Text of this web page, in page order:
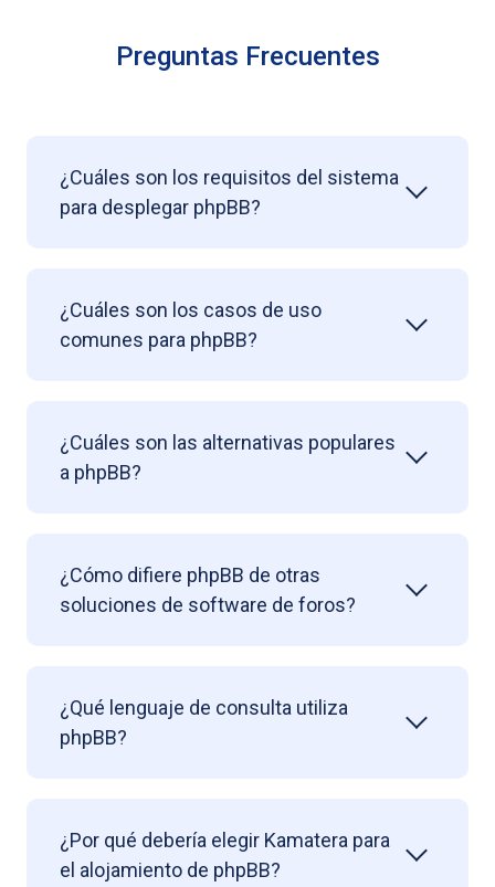
Preguntas Frecuentes
¿Cuáles son los requisitos del sistema
para desplegar phpBB?
¿Cuáles son los casos de uso
comunes para phpBB?
¿Cuáles son las alternativas populares
a phpBB?
¿Cómo difiere phpBB de otras
soluciones de software de foros?
¿Qué lenguaje de consulta utiliza
phpBB?
¿Por qué debería elegir Kamatera para
el alojamiento de phpBB?